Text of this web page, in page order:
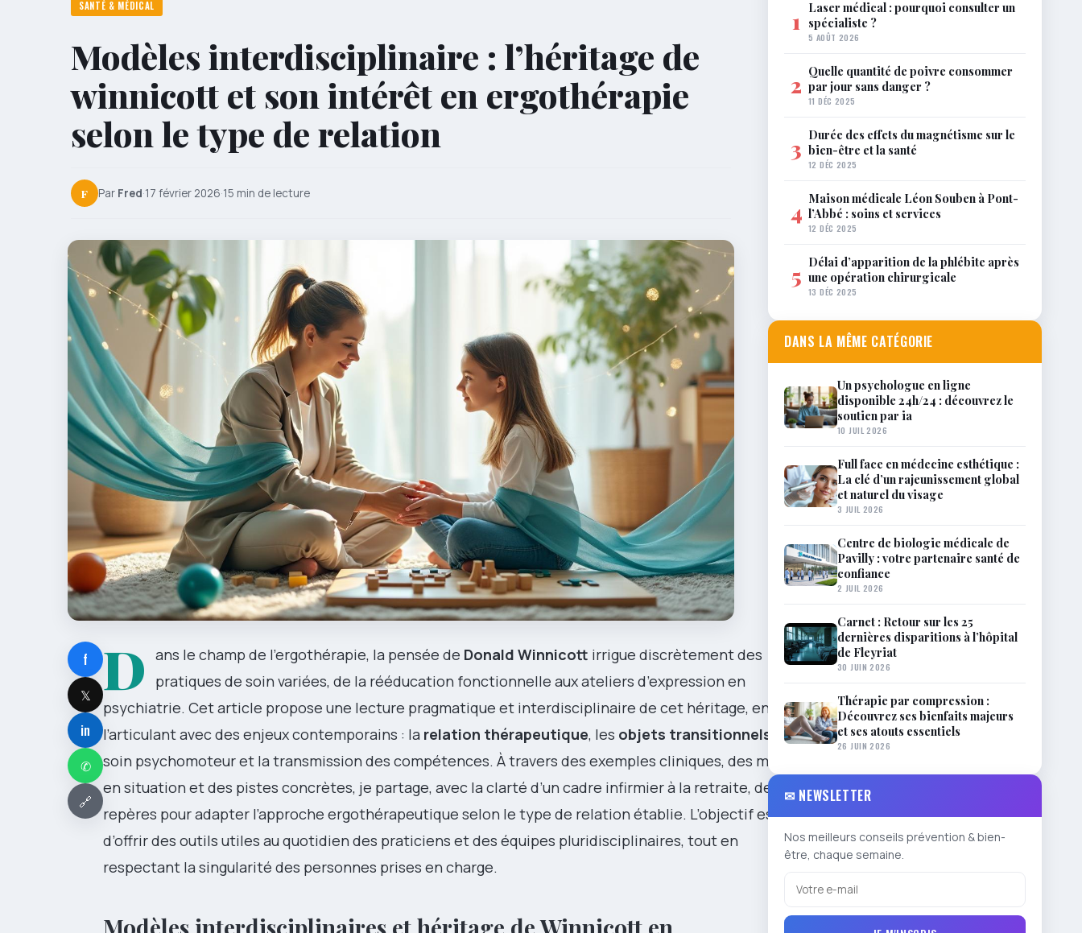
SANTÉ & MÉDICAL
Modèles interdisciplinaire : l’héritage de
winnicott et son intérêt en ergothérapie
selon le type de relation
F Par Fred·17 février 2026·15 min de lecture
f
𝕏
in
✆
🔗
D ans le champ de l’ergothérapie, la pensée de Donald Winnicott irrigue discrètement des
pratiques de soin variées, de la rééducation fonctionnelle aux ateliers d’expression en
psychiatrie. Cet article propose une lecture pragmatique et interdisciplinaire de cet héritage, en
l’articulant avec des enjeux contemporains : la relation thérapeutique, les objets transitionnels
, le
soin psychomoteur et la transmission des compétences. À travers des exemples cliniques, des mises
en situation et des pistes concrètes, je partage, avec la clarté d’un cadre infirmier à la retraite, des
repères pour adapter l’approche ergothérapeutique selon le type de relation établie. L’objectif est
d’offrir des outils utiles au quotidien des praticiens et des équipes pluridisciplinaires, tout en
respectant la singularité des personnes prises en charge.
1 Laser médical : pourquoi consulter un
spécialiste ?
5 AOÛT 2026
2 Quelle quantité de poivre consommer
par jour sans danger ?
11 DÉC 2025
3 Durée des effets du magnétisme sur le
bien-être et la santé
12 DÉC 2025
4 Maison médicale Léon Souben à Pont-
l’Abbé : soins et services
12 DÉC 2025
5 Délai d’apparition de la phlébite après
une opération chirurgicale
13 DÉC 2025
DANS LA MÊME CATÉGORIE
Un psychologue en ligne
disponible 24h/24 : découvrez le
soutien par ia
10 JUIL 2026
Full face en médecine esthétique :
La clé d’un rajeunissement global
et naturel du visage
3 JUIL 2026
Centre de biologie médicale de
Pavilly : votre partenaire santé de
confiance
2 JUIL 2026
Carnet : Retour sur les 25
dernières disparitions à l’hôpital
de Fleyriat
30 JUIN 2026
Thérapie par compression :
Découvrez ses bienfaits majeurs
et ses atouts essentiels
26 JUIN 2026
✉ NEWSLETTER
Nos meilleurs conseils prévention & bien-
être, chaque semaine.